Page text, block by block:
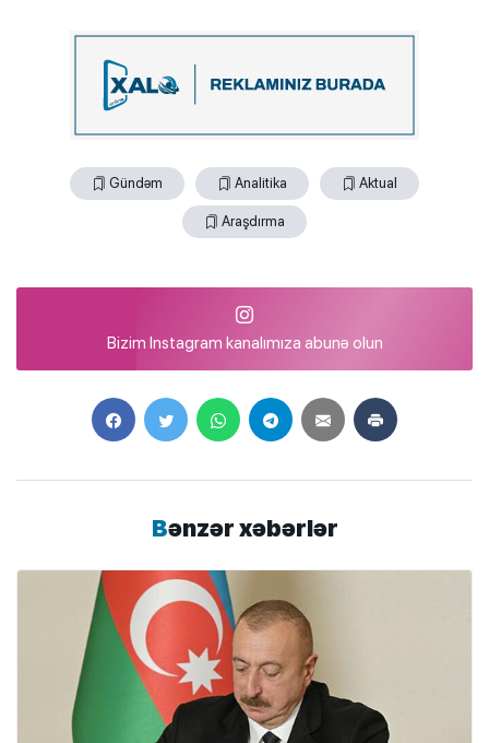
Gündəm Analitika Aktual
Araşdırma
Bizim Instagram kanalımıza abunə olun
Bənzər xəbərlər